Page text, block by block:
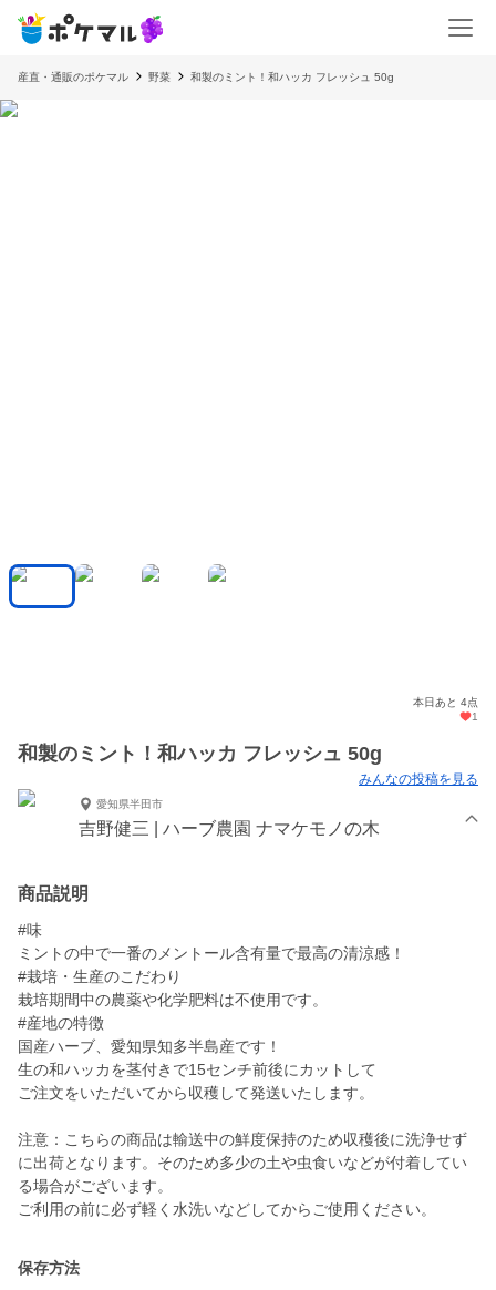
産直・通販のポケマル 野菜 和製のミント！和ハッカ フレッシュ 50g
本日あと 4点
1
和製のミント！和ハッカ フレッシュ 50g
みんなの投稿を見る
愛知県半田市
吉野健三 | ハーブ農園 ナマケモノの木
商品説明
#味
ミントの中で一番のメントール含有量で最高の清涼感！
#栽培・生産のこだわり
栽培期間中の農薬や化学肥料は不使用です。
#産地の特徴
国産ハーブ、愛知県知多半島産です！
生の和ハッカを茎付きで15センチ前後にカットして
ご注文をいただいてから収穫して発送いたします。
注意：こちらの商品は輸送中の鮮度保持のため収穫後に洗浄せず
に出荷となります。そのため多少の土や虫食いなどが付着してい
る場合がございます。
ご利用の前に必ず軽く水洗いなどしてからご使用ください。
保存方法